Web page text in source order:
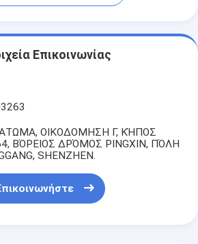
Επικοινωνίας
ΟΙΚΟΔΟΜΗΣΗ Γ, ΚΉΠΟΣ
ΒΌΡΕΙΟΣ ΔΡΌΜΟΣ PINGXIN, ΠΌΛΗ
SHENZHEN.